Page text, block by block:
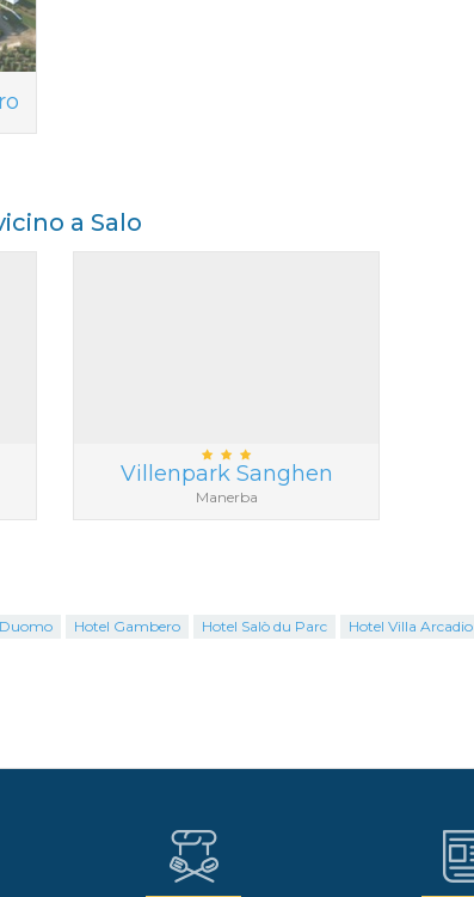
a Salo
Villenpark Sanghen
Manerba
Hotel Gambero Hotel Salò du Parc Hotel Villa Arcadio